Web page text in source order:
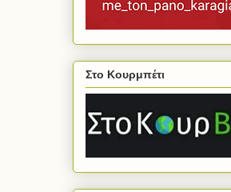
Στο Κουρμπέτι